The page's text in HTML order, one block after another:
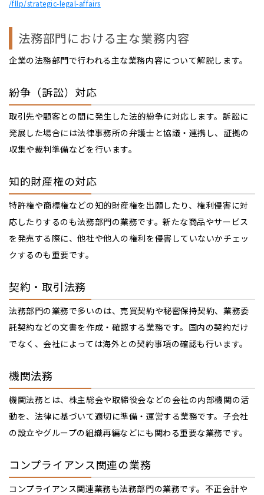
/fllp/strategic-legal-affairs
法務部門における主な業務内容
企業の法務部門で行われる主な業務内容について解説します。
紛争（訴訟）対応
取引先や顧客との間に発生した法的紛争に対応します。訴訟に
発展した場合には法律事務所の弁護士と協議・連携し、証拠の
収集や裁判準備などを行います。
知的財産権の対応
特許権や商標権などの知的財産権を出願したり、権利侵害に対
応したりするのも法務部門の業務です。新たな商品やサービス
を発売する際に、他社や他人の権利を侵害していないかチェッ
クするのも重要です。
契約・取引法務
法務部門の業務で多いのは、売買契約や秘密保持契約、業務委
託契約などの文書を作成・確認する業務です。国内の契約だけ
でなく、会社によっては海外との契約事項の確認も行います。
機関法務
機関法務とは、株主総会や取締役会などの会社の内部機関の活
動を、法律に基づいて適切に準備・運営する業務です。子会社
の設立やグループの組織再編などにも関わる重要な業務です。
コンプライアンス関連の業務
コンプライアンス関連業務も法務部門の業務です。不正会計や